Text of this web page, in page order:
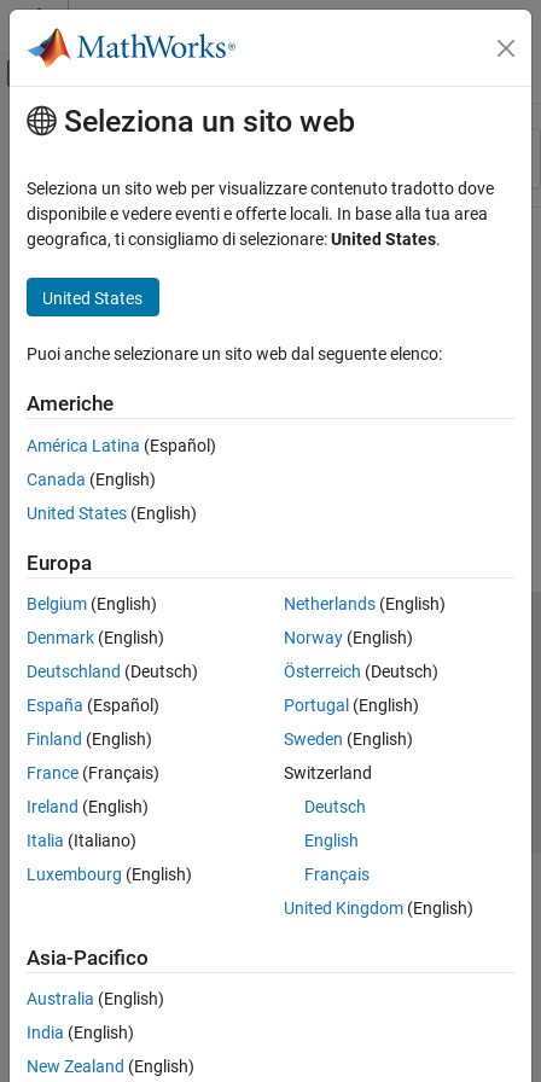
Vai al contenuto
Attiva/disattiva menu di navigazione
Risorsa
Stato
Contenuto principale
Seleziona un sito web
Seleziona un sito web per visualizzare contenuto tradotto dove
disponibile e vedere eventi e offerte locali. In base alla tua area
geografica, ti consigliamo di selezionare:United States.
United States
Puoi anche selezionare un sito web dal seguente elenco:
Americhe
América Latina (Español)
Canada (English)
United States (English)
Europa
Belgium (English)
Denmark (English)
Deutschland (Deutsch)
España (Español)
Finland (English)
France (Français)
Ireland (English)
Italia (Italiano)
Luxembourg (English)
Netherlands(English)
Norway(English)
Österreich (Deutsch)
Portugal (English)
Sweden (English)
Switzerland
Deutsch
English
Français
United Kingdom(English)
Asia-Pacifico
Australia (English)
India (English)
New Zealand (English)
Centro di fiducia
Informativa sulla privacy
Antipirateria
Stato dell'applicazione
Contatti
© 1994-2026 The MathWorks, Inc.